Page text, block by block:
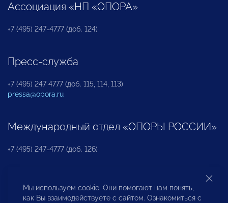
Ассоциация «НП «ОПОРА»
+7 (495) 247-4777 (доб. 124)
Пресс-служба
+7 (495) 247 4777 (доб. 115, 114, 113)
pressa@opora.ru
Международный отдел «ОПОРЫ РОССИИ»
+7 (495) 247-4777 (доб. 126)
Бюро по защите прав предпринимателей и
инвесторов
Мы используем cookie. Они помогают нам понять,
как Вы взаимодействуете с сайтом. Ознакомиться с